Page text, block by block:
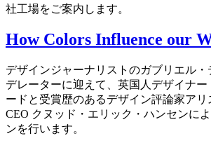
社工場をご案内します。
How Colors Influence our
デザインジャーナリストのガブリエル
デレーターに迎えて、英国人デザイナー
ードと受賞歴のあるデザイン評論家アリ
CEO クヌッド・エリック・ハンセンに
ンを行います。